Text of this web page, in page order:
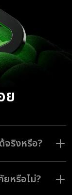
ย
จริงหรือ?
การคาดการณ์ที่ไม่ถูก
หรือไม่?